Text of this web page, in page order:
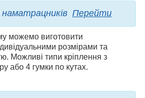
наматрацників Перейти
можемо виготовити
розмірами та
Можливі типи кріплення з
або 4 гумки по кутах.